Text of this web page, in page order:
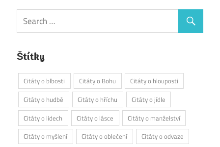
Štítky
Citáty o blbosti Citáty o Bohu
Citáty o hlouposti
Citáty o hudbě
Citáty o hříchu
Citáty o jídle
Citáty o lidech
Citáty o lásce
Citáty o manželství
Citáty o myšlení
Citáty o oblečení Citáty o odvaze